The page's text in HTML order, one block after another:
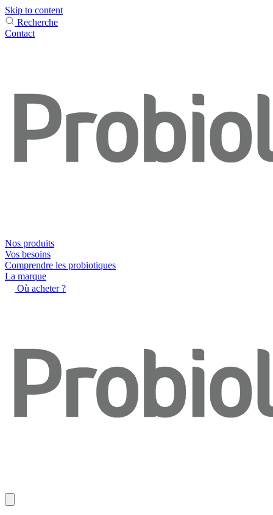
Skip to content
Recherche
Contact
Nos produits
Vos besoins
Comprendre les probiotiques
La marque
Où acheter ?